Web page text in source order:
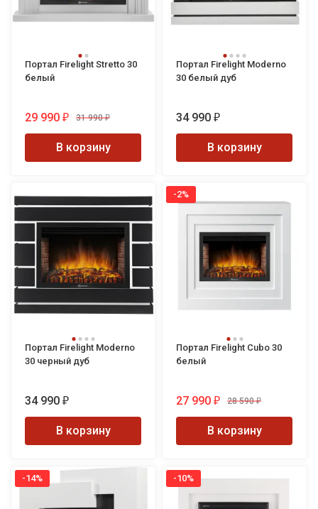
Портал Firelight Stretto 30
белый
29 990 ₽ 31 990 ₽
В корзину
Портал Firelight Moderno
30 белый дуб
34 990 ₽
В корзину
Портал Firelight Moderno
30 черный дуб
34 990 ₽
В корзину
-2%
Портал Firelight Cubo 30
белый
27 990 ₽ 28 590 ₽
В корзину
-14% -10%